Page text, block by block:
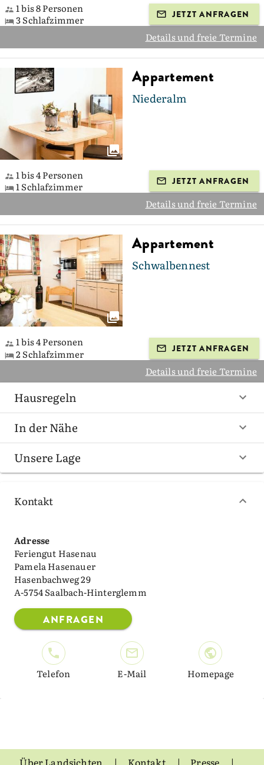
1 bis 8 Personen
3 Schlafzimmer
JETZT ANFRAGEN
Details und freie Termine
Appartement
Niederalm
1 bis 4 Personen
1 Schlafzimmer
JETZT ANFRAGEN
Details und freie Termine
Appartement
Schwalbennest
1 bis 4 Personen
2 Schlafzimmer
JETZT ANFRAGEN
Details und freie Termine
Hausregeln
In der Nähe
Unsere Lage
Kontakt
Adresse
Feriengut Hasenau
Pamela Hasenauer
Hasenbachweg 29
A-5754 Saalbach-Hinterglemm
ANFRAGEN
Telefon E-Mail Homepage
Über Landsichten Kontakt Presse